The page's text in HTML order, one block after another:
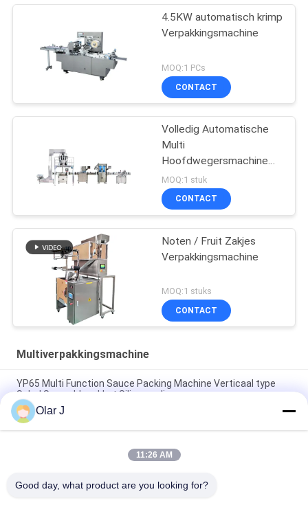
4.5KW automatisch krimp
Verpakkingsmachine
MOQ:1 PCs
CONTACT
Volledig Automatische
Multi
Hoofdwegersmachine
voor Banaanspaanders
MOQ:1 stuk
CONTACT
Noten / Fruit Zakjes
Verpakkingsmachine
MOQ:1 stuks
CONTACT
Multiverpakkingsmachine
YP65 Multi Function Sauce Packing Machine Verticaal type
Salad Sauce IJspakket Silicone olie
2600W 15KHZ Normative Plastic Welding Machine MP -
1526B/1518/1530/1532
Multifunctieve verticale granulatenverpakkingsmachine voor
Olar J
11:26 AM
Good day, what product are you looking for?